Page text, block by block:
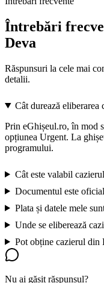
Întrebări
Deva
Răspunsuri la cele mai
detalii.
Cât durează
Prin eGhișeul.ro, în mod
opțiunea Urgent. La
programului.
Cât este valabil
Documentul este
Plata și datele mele
Unde se eliberează
Pot obține cazierul din
Nu ai găsit răspunsul?